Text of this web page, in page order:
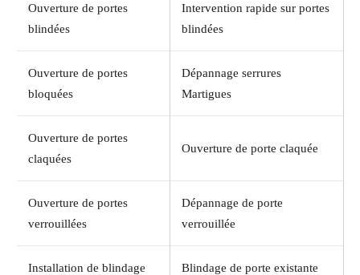
Ouverture de portes
blindées
Intervention rapide sur portes
blindées
Ouverture de portes
bloquées
Dépannage serrures
Martigues
Ouverture de portes
claquées
Ouverture de porte claquée
Ouverture de portes
verrouillées
Dépannage de porte
verrouillée
Installation de blindage Blindage de porte existante